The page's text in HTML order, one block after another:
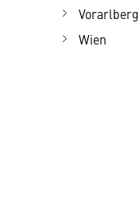
Vorarlberg
Wien